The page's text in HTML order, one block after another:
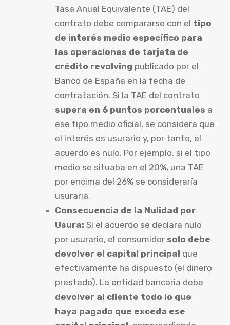
Tasa Anual Equivalente (TAE) del
contrato debe compararse con el tipo
de interés medio específico para
las operaciones de tarjeta de
crédito revolving publicado por el
Banco de España en la fecha de
contratación. Si la TAE del contrato
supera en 6 puntos porcentuales a
ese tipo medio oficial, se considera que
el interés es usurario y, por tanto, el
acuerdo es nulo. Por ejemplo, si el tipo
medio se situaba en el 20%, una TAE
por encima del 26% se consideraría
usuraria.
Consecuencia de la Nulidad por
Usura: Si el acuerdo se declara nulo
por usurario, el consumidor solo debe
devolver el capital principal que
efectivamente ha dispuesto (el dinero
prestado). La entidad bancaria debe
devolver al cliente todo lo que
haya pagado que exceda ese